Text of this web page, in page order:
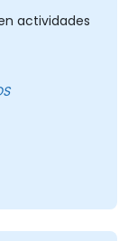
actividades